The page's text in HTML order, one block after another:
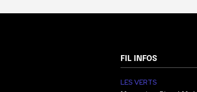
FIL INFOS
LES VERTS